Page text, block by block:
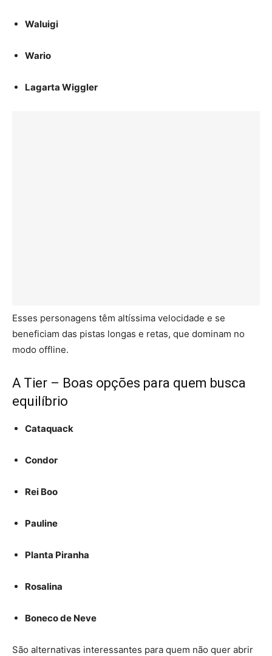
Waluigi
Wario
Lagarta Wiggler
Esses personagens têm altíssima velocidade e se
beneficiam das pistas longas e retas, que dominam no
modo offline.
A Tier – Boas opções para quem busca
equilíbrio
Cataquack
Condor
Rei Boo
Pauline
Planta Piranha
Rosalina
Boneco de Neve
São alternativas interessantes para quem não quer abrir